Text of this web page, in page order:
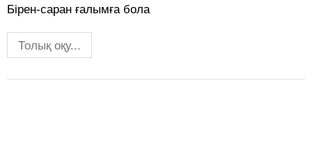
Бірен-саран ғалымға бола
Толық оқу...